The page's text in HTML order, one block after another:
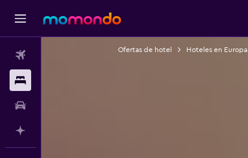
Ofertas de hotel Hoteles en Europa